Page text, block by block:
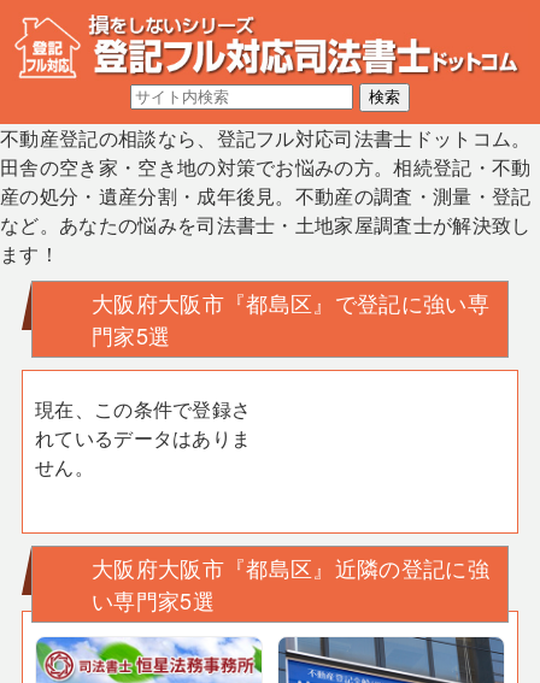
不動産登記の相談なら、登記フル対応司法書士ドットコム。
田舎の空き家・空き地の対策でお悩みの方。相続登記・不動
産の処分・遺産分割・成年後見。不動産の調査・測量・登記
など。あなたの悩みを司法書士・土地家屋調査士が解決致し
ます！
大阪府大阪市『都島区』で登記に強い専
門家5選
現在、この条件で登録さ
れているデータはありま
せん。
大阪府大阪市『都島区』近隣の登記に強
い専門家5選